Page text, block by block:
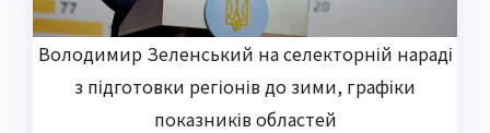
Володимир Зеленський на селекторній нараді
з підготовки регіонів до зими, графіки
показників областей